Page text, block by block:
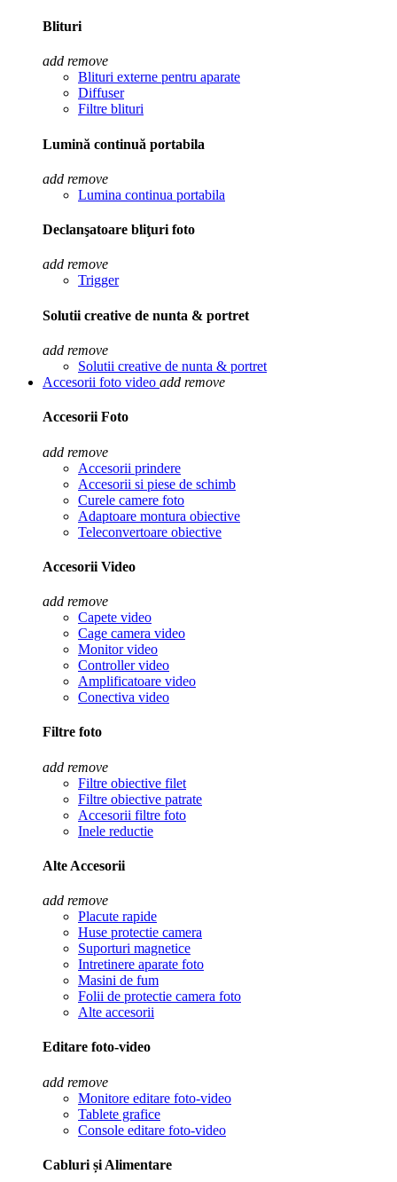
Blituri
add remove
Blituri externe pentru aparate
Diffuser
Filtre blituri
Lumină continuă portabila
add remove
Lumina continua portabila
Declanşatoare bliţuri foto
add remove
Trigger
Solutii creative de nunta & portret
add remove
Solutii creative de nunta & portret
Accesorii foto video add remove
Accesorii Foto
add remove
Accesorii prindere
Accesorii si piese de schimb
Curele camere foto
Adaptoare montura obiective
Teleconvertoare obiective
Accesorii Video
add remove
Capete video
Cage camera video
Monitor video
Controller video
Amplificatoare video
Conectiva video
Filtre foto
add remove
Filtre obiective filet
Filtre obiective patrate
Accesorii filtre foto
Inele reductie
Alte Accesorii
add remove
Placute rapide
Huse protectie camera
Suporturi magnetice
Intretinere aparate foto
Masini de fum
Folii de protectie camera foto
Alte accesorii
Editare foto-video
add remove
Monitore editare foto-video
Tablete grafice
Console editare foto-video
Cabluri și Alimentare